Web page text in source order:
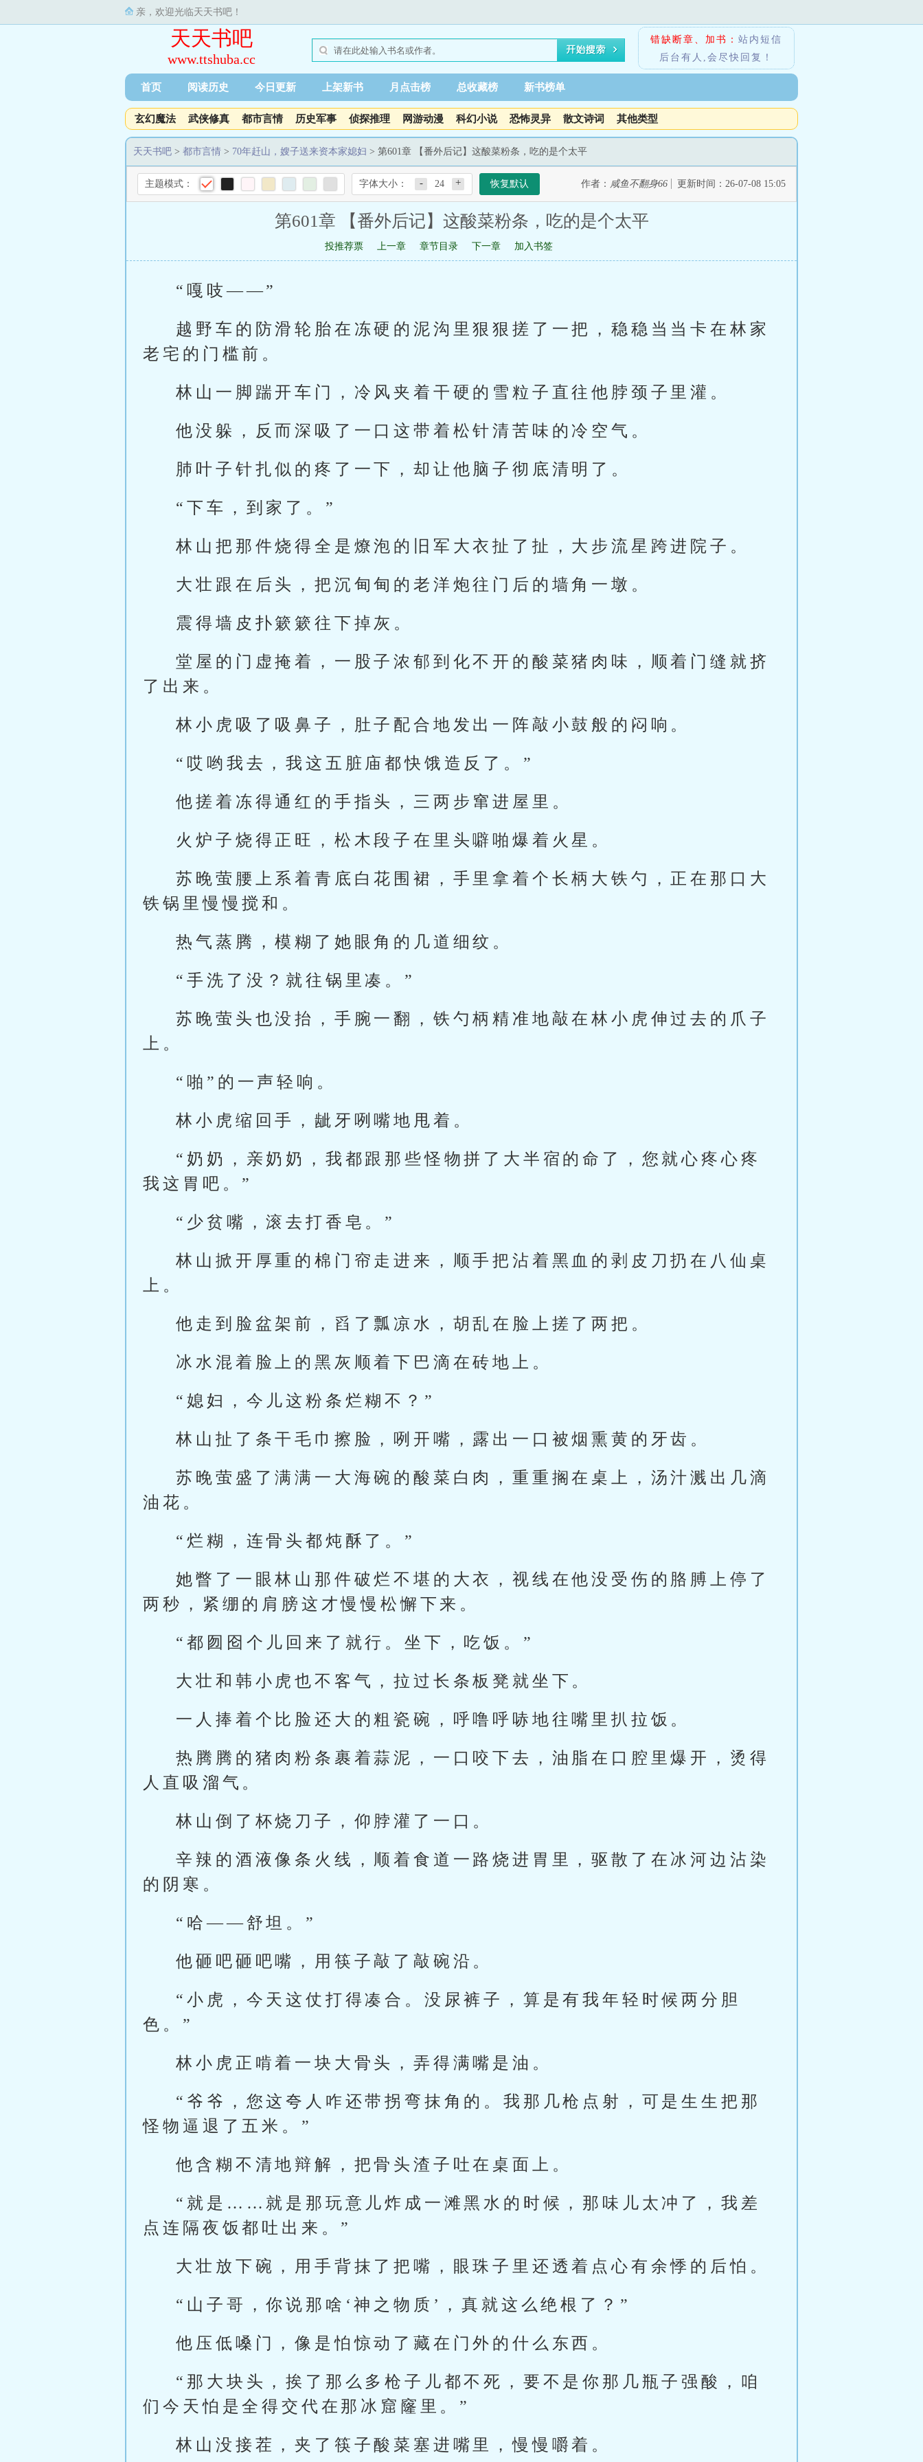
亲，欢迎光临天天书吧！
天天书吧
www.ttshuba.cc
错缺断章、加书： 站内短信
后台有人,会尽快回复！
首页 阅读历史 今日更新 上架新书 月点击榜 总收藏榜 新书榜单
玄幻魔法 武侠修真 都市言情 历史军事 侦探推理 网游动漫 科幻小说 恐怖灵异 散文诗词 其他类型
天天书吧 > 都市言情 > 70年赶山，嫂子送来资本家媳妇 > 第601章 【番外后记】这酸菜粉条，吃的是个太平
主题模式： 字体大小： - 24 + 恢复默认 作者： 咸鱼不翻身66 更新时间：26-07-08 15:05
第601章 【番外后记】这酸菜粉条，吃的是个太平
投推荐票 上一章 章节目录 下一章 加入书签
“嘎吱——”
越野车的防滑轮胎在冻硬的泥沟里狠狠搓了一把，稳稳当当卡在林家
老宅的门槛前。
林山一脚踹开车门，冷风夹着干硬的雪粒子直往他脖颈子里灌。
他没躲，反而深吸了一口这带着松针清苦味的冷空气。
肺叶子针扎似的疼了一下，却让他脑子彻底清明了。
“下车，到家了。”
林山把那件烧得全是燎泡的旧军大衣扯了扯，大步流星跨进院子。
大壮跟在后头，把沉甸甸的老洋炮往门后的墙角一墩。
震得墙皮扑簌簌往下掉灰。
堂屋的门虚掩着，一股子浓郁到化不开的酸菜猪肉味，顺着门缝就挤
了出来。
林小虎吸了吸鼻子，肚子配合地发出一阵敲小鼓般的闷响。
“哎哟我去，我这五脏庙都快饿造反了。”
他搓着冻得通红的手指头，三两步窜进屋里。
火炉子烧得正旺，松木段子在里头噼啪爆着火星。
苏晚萤腰上系着青底白花围裙，手里拿着个长柄大铁勺，正在那口大
铁锅里慢慢搅和。
热气蒸腾，模糊了她眼角的几道细纹。
“手洗了没？就往锅里凑。”
苏晚萤头也没抬，手腕一翻，铁勺柄精准地敲在林小虎伸过去的爪子
上。
“啪”的一声轻响。
林小虎缩回手，龇牙咧嘴地甩着。
“奶奶，亲奶奶，我都跟那些怪物拼了大半宿的命了，您就心疼心疼
我这胃吧。”
“少贫嘴，滚去打香皂。”
林山掀开厚重的棉门帘走进来，顺手把沾着黑血的剥皮刀扔在八仙桌
上。
他走到脸盆架前，舀了瓢凉水，胡乱在脸上搓了两把。
冰水混着脸上的黑灰顺着下巴滴在砖地上。
“媳妇，今儿这粉条烂糊不？”
林山扯了条干毛巾擦脸，咧开嘴，露出一口被烟熏黄的牙齿。
苏晚萤盛了满满一大海碗的酸菜白肉，重重搁在桌上，汤汁溅出几滴
油花。
“烂糊，连骨头都炖酥了。”
她瞥了一眼林山那件破烂不堪的大衣，视线在他没受伤的胳膊上停了
两秒，紧绷的肩膀这才慢慢松懈下来。
“都囫囵个儿回来了就行。坐下，吃饭。”
大壮和韩小虎也不客气，拉过长条板凳就坐下。
一人捧着个比脸还大的粗瓷碗，呼噜呼哧地往嘴里扒拉饭。
热腾腾的猪肉粉条裹着蒜泥，一口咬下去，油脂在口腔里爆开，烫得
人直吸溜气。
林山倒了杯烧刀子，仰脖灌了一口。
辛辣的酒液像条火线，顺着食道一路烧进胃里，驱散了在冰河边沾染
的阴寒。
“哈——舒坦。”
他砸吧砸吧嘴，用筷子敲了敲碗沿。
“小虎，今天这仗打得凑合。没尿裤子，算是有我年轻时候两分胆
色。”
林小虎正啃着一块大骨头，弄得满嘴是油。
“爷爷，您这夸人咋还带拐弯抹角的。我那几枪点射，可是生生把那
怪物逼退了五米。”
他含糊不清地辩解，把骨头渣子吐在桌面上。
“就是……就是那玩意儿炸成一滩黑水的时候，那味儿太冲了，我差
点连隔夜饭都吐出来。”
大壮放下碗，用手背抹了把嘴，眼珠子里还透着点心有余悸的后怕。
“山子哥，你说那啥‘神之物质’，真就这么绝根了？”
他压低嗓门，像是怕惊动了藏在门外的什么东西。
“那大块头，挨了那么多枪子儿都不死，要不是你那几瓶子强酸，咱
们今天怕是全得交代在那冰窟窿里。”
林山没接茬，夹了筷子酸菜塞进嘴里，慢慢嚼着。